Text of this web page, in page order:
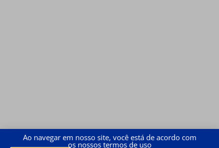
Ao navegar em nosso site, você está de acordo com
os nossos termos de uso